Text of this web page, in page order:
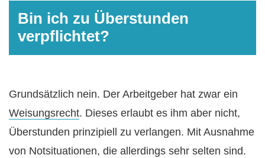
Bin ich zu Überstunden
verpflichtet?
Grundsätzlich nein. Der Arbeitgeber hat zwar ein
Weisungsrecht. Dieses erlaubt es ihm aber nicht,
Überstunden prinzipiell zu verlangen. Mit Ausnahme
von Notsituationen, die allerdings sehr selten sind.